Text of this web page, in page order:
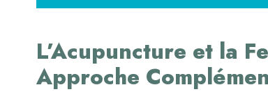
L’Acupuncture et la
Approche